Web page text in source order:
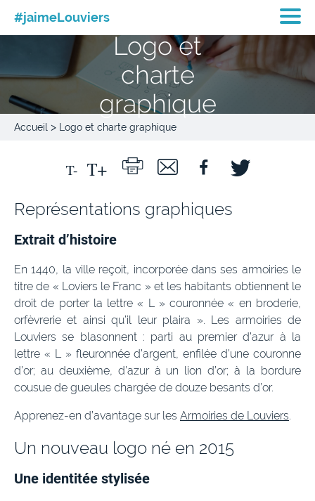
#jaimeLouviers
Logo et
charte
graphique
Accueil > Logo et charte graphique
Représentations graphiques
Extrait d’histoire
En 1440, la ville reçoit, incorporée dans ses armoiries le
titre de « Loviers le Franc » et les habitants obtiennent le
droit de porter la lettre « L » couronnée « en broderie,
orfèvrerie et ainsi qu’il leur plaira ». Les armoiries de
Louviers se blasonnent : parti au premier d’azur à la
lettre « L » fleuronnée d’argent, enfilée d’une couronne
d’or; au deuxième, d’azur à un lion d’or; à la bordure
cousue de gueules chargée de douze besants d’or.
Apprenez-en d’avantage sur les Armoiries de Louviers.
Un nouveau logo né en 2015
Une identitée stylisée